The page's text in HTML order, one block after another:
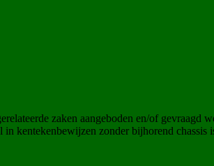
zaken aangeboden en/of gevraagd
kentekenbewijzen zonder bijhorend chassis